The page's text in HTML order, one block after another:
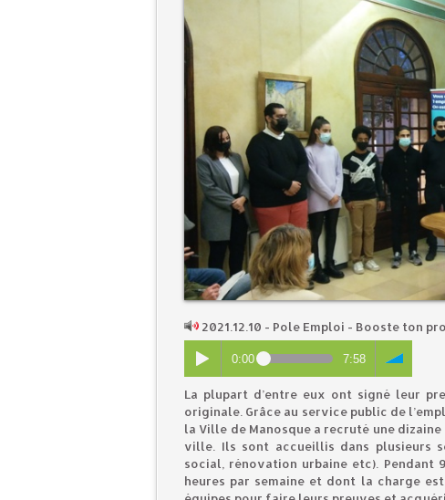
2021.12.10 - Pole Emploi - Booste ton
0:00 7:58
La plupart d’entre eux ont signé leur
originale. Grâce au service public de
la Ville de Manosque a recruté une
ville. Ils sont accueillis dans plusieurs
social, rénovation urbaine etc). Pendant
heures par semaine et dont la charge